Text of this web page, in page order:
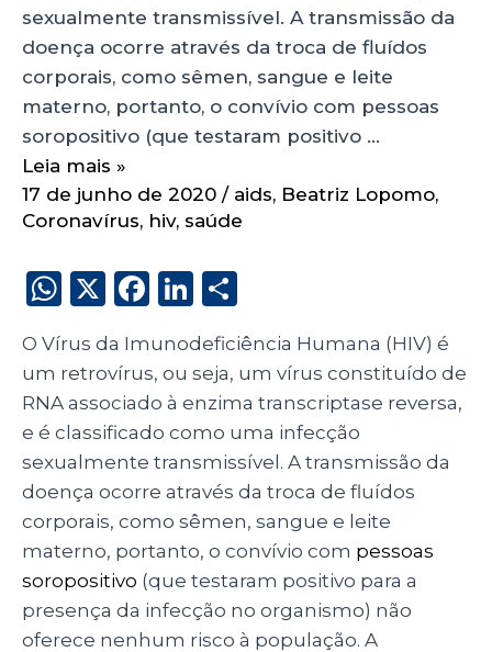
sexualmente transmissível. A transmissão da
doença ocorre através da troca de fluídos
corporais, como sêmen, sangue e leite
materno, portanto, o convívio com pessoas
soropositivo (que testaram positivo …
Leia mais »
17 de junho de 2020 / aids, Beatriz Lopomo,
Coronavírus, hiv, saúde
W
a
ts
A
p
p
X
F
c
e
b
o
o
k
Li
k
e
dI
n
a
re
O Vírus da Imunodeficiência Humana (HIV) é
um retrovírus, ou seja, um vírus constituído de
RNA associado à enzima transcriptase reversa,
e é classificado como uma infecção
sexualmente transmissível. A transmissão da
doença ocorre através da troca de fluídos
corporais, como sêmen, sangue e leite
materno, portanto, o convívio com pessoas
soropositivo (que testaram positivo para a
presença da infecção no organismo) não
oferece nenhum risco à população. A